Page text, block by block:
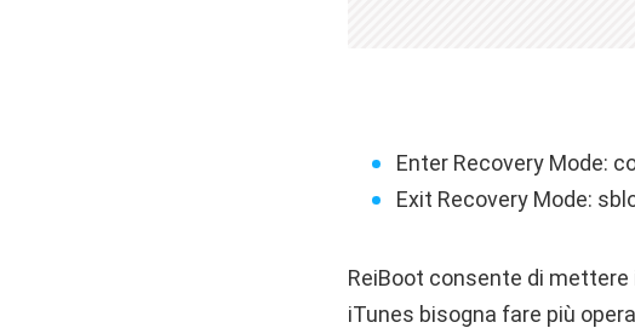
Enter Recovery Mode:
Exit Recovery Mode:
ReiBoot consente di mettere
iTunes bisogna fare più